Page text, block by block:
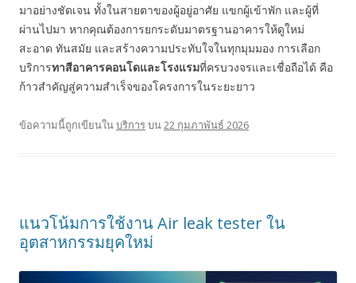
มาอย่างชัดเจน ทั้งในสายตาของผู้อยู่อาศัย แขกผู้เข้าพัก และผู้ที่
ผ่านไปมา หากคุณต้องการยกระดับมาตรฐานอาคารให้ดูใหม่
สะอาด ทันสมัย และสร้างความประทับใจในทุกมุมมอง การเลือก
บริการทาสีอาคารคอนโดและโรงแรมที่ครบวงจรและเชื่อถือได้ คือ
ก้าวสำคัญสู่ความสำเร็จของโครงการในระยะยาว
ข้อความนี้ถูกเขียนในบริการบน22 กุมภาพันธ์ 2026
แนวโน้มการใช้งาน Air leak tester ใน
อุตสาหกรรมยุคใหม่